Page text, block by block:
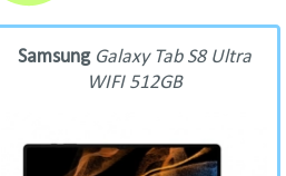
Samsung Galaxy Tab S8 Ultra
WIFI 512GB